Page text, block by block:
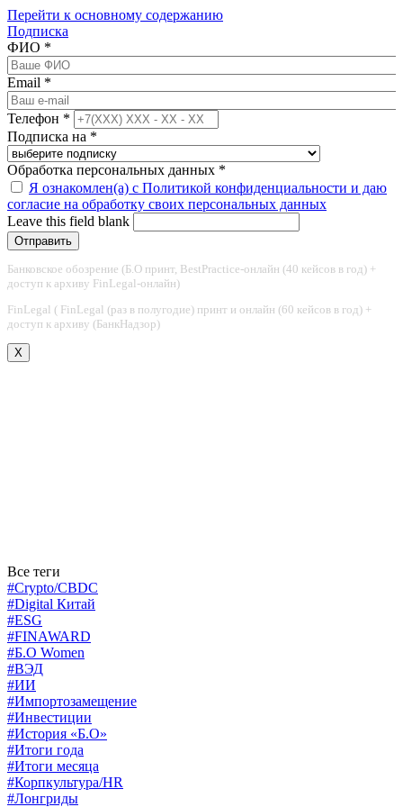
Перейти к основному содержанию
Подписка
ФИО *
Email *
Телефон *
Подписка на *
Обработка персональных данных *
Я ознакомлен(а) с Политикой конфиденциальности и даю
согласие на обработку своих персональных данных
Leave this field blank
Банковское обозрение (Б.О принт, BestPractice-онлайн (40 кейсов в год) +
доступ к архиву FinLegal-онлайн)
FinLegal ( FinLegal (раз в полугодие) принт и онлайн (60 кейсов в год) +
доступ к архиву (БанкНадзор)
X
Все теги
#Crypto/CBDC
#Digital Китай
#ESG
#FINAWARD
#Б.О Women
#ВЭД
#ИИ
#Импортозамещение
#Инвестиции
#История «Б.О»
#Итоги года
#Итоги месяца
#Корпкультура/HR
#Лонгриды